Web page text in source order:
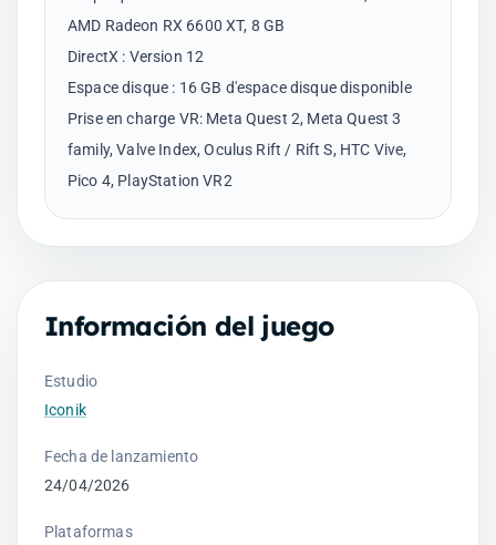
AMD Radeon RX 6600 XT, 8 GB
DirectX : Version 12
Espace disque : 16 GB d'espace disque disponible
Prise en charge VR: Meta Quest 2, Meta Quest 3
family, Valve Index, Oculus Rift / Rift S, HTC Vive,
Pico 4, PlayStation VR2
Información del juego
Estudio
Iconik
Fecha de lanzamiento
24/04/2026
Plataformas